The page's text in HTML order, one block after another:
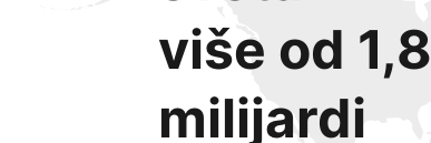
više od 1,8
milijardi